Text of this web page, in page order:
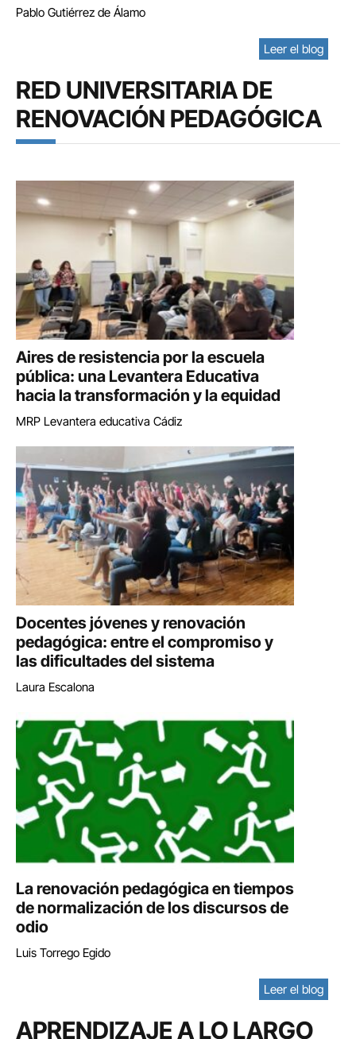
Pablo Gutiérrez de Álamo
Leer el blog
RED UNIVERSITARIA DE
RENOVACIÓN PEDAGÓGICA
Aires de resistencia por la escuela
pública: una Levantera Educativa
hacia la transformación y la equidad
MRP Levantera educativa Cádiz
Docentes jóvenes y renovación
pedagógica: entre el compromiso y
las dificultades del sistema
Laura Escalona
La renovación pedagógica en tiempos
de normalización de los discursos de
odio
Luis Torrego Egido
Leer el blog
APRENDIZAJE A LO LARGO